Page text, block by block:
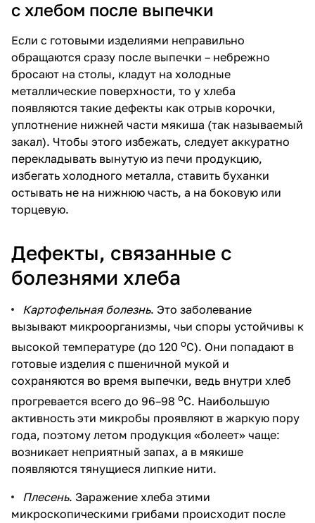
с хлебом после выпечки
Если с готовыми изделиями неправильно
обращаются сразу после выпечки – небрежно
бросают на столы, кладут на холодные
металлические поверхности, то у хлеба
появляются такие дефекты как отрыв корочки,
уплотнение нижней части мякиша (так называемый
закал). Чтобы этого избежать, следует аккуратно
перекладывать вынутую из печи продукцию,
избегать холодного металла, ставить буханки
остывать не на нижнюю часть, а на боковую или
торцевую.
Дефекты, связанные с
болезнями хлеба
Картофельная болезнь. Это заболевание
вызывают микроорганизмы, чьи споры устойчивы к
высокой температуре (до 120 оС). Они попадают в
готовые изделия с пшеничной мукой и
сохраняются во время выпечки, ведь внутри хлеб
прогревается всего до 96–98 оС. Наибольшую
активность эти микробы проявляют в жаркую пору
года, поэтому летом продукция «болеет» чаще:
возникает неприятный запах, а в мякише
появляются тянущиеся липкие нити.
Плесень. Заражение хлеба этими
микроскопическими грибами происходит после